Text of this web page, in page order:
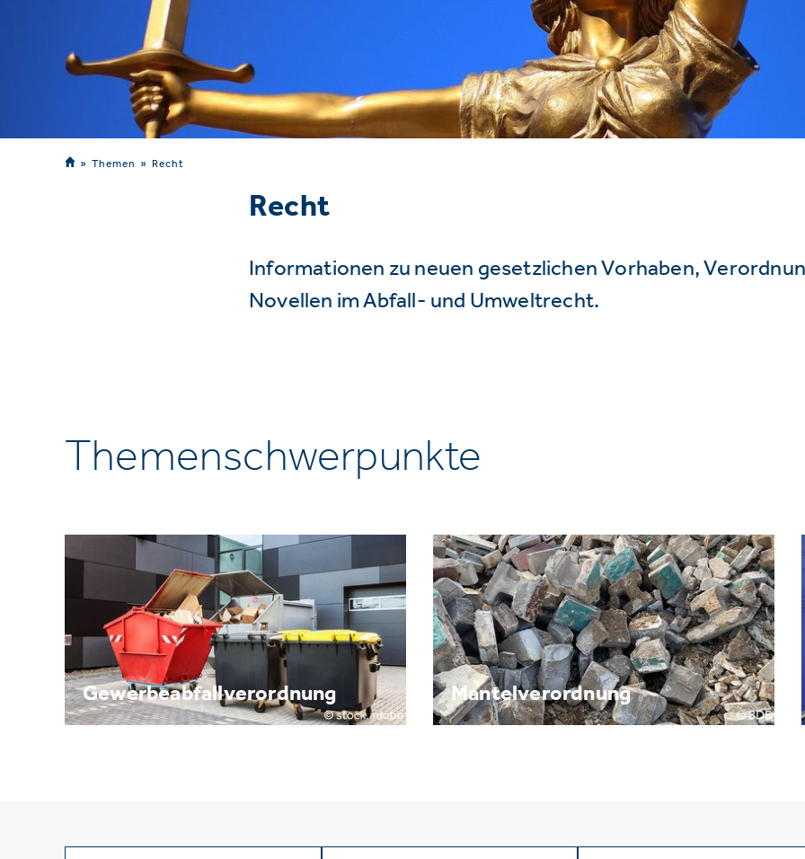
Themen Recht
Recht
Informationen zu neuen gesetzlichen Vorhaben,
Novellen im Abfall- und Umweltrecht.
Themenschwerpunkte
Gewerbeabfallverordnung Mantelverordnung